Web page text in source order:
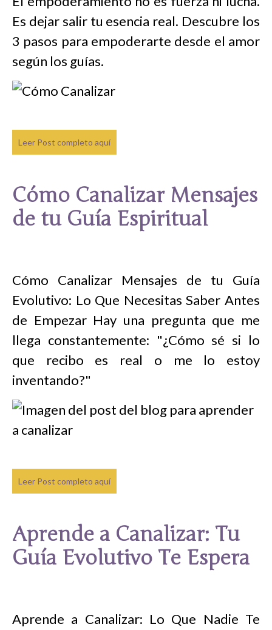
Es dejar salir tu esencia real. Descubre los
3 pasos para empoderarte desde el amor
según los guías.
Leer Post completo aquí
Cómo Canalizar Mensajes
de tu Guía Espiritual
Cómo Canalizar Mensajes de tu Guía
Evolutivo: Lo Que Necesitas Saber Antes
de Empezar Hay una pregunta que me
llega constantemente: "¿Cómo sé si lo
que recibo es real o me lo estoy
inventando?"
Leer Post completo aquí
Aprende a Canalizar: Tu
Guía Evolutivo Te Espera
Aprende a Canalizar: Lo Que Nadie Te